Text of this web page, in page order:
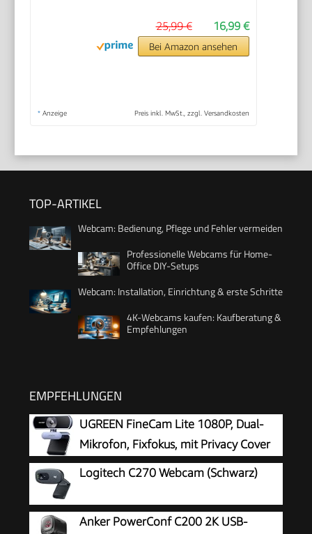
16,99 €
25,99 €
Bei Amazon ansehen
* Anzeige Preis inkl. MwSt., zzgl. Versandkosten
TOP-ARTIKEL
Webcam: Bedienung, Pflege und Fehler vermeiden
Professionelle Webcams für Home-
Office DIY-Setups
Webcam: Installation, Einrichtung & erste Schritte
4K-Webcams kaufen: Kaufberatung &
Empfehlungen
EMPFEHLUNGEN
UGREEN FineCam Lite 1080P, Dual-
Mikrofon, Fixfokus, mit Privacy Cover
Logitech C270 Webcam (Schwarz)
Anker PowerConf C200 2K USB-